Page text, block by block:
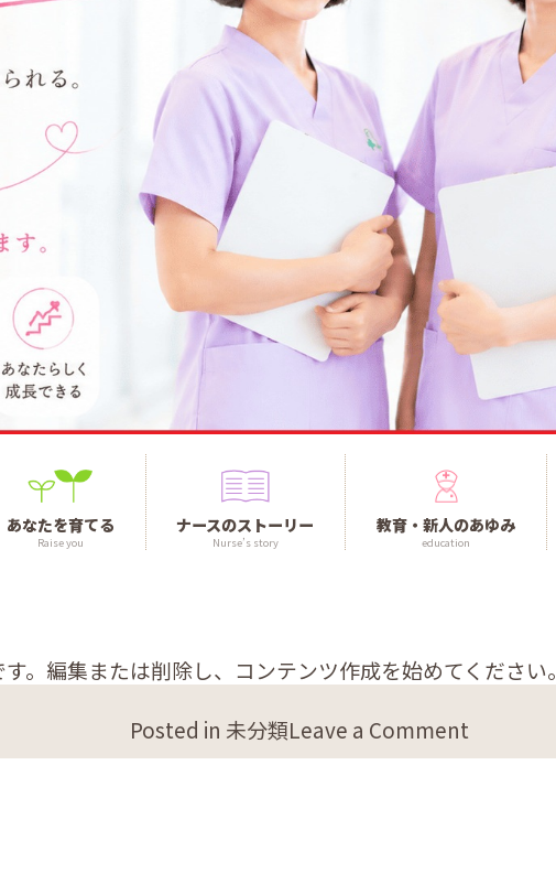
Raise you
あなたを育てる
Nurse’s story
ナースのストーリー
education
教育・新人のあゆみ
。編集または削除し、コンテンツ作成を始めてください。
Posted in 未分類Leave a Comment
Hello